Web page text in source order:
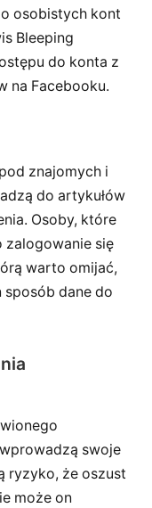
osobistych kont
Bleeping
do konta z
na Facebooku.
znajomych i
do artykułów
Osoby, które
zalogowanie się
warto omijać,
sposób dane do
swoje
ryzyko, że oszust
może on